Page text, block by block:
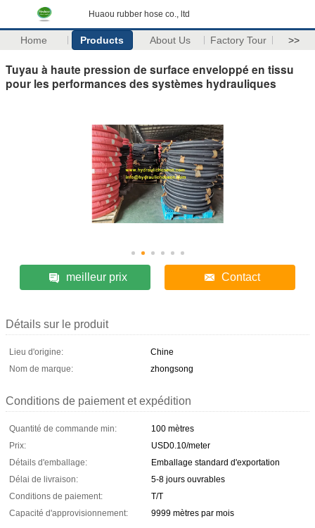
Huaou rubber hose co., ltd
Home Products About Us Factory Tour >>
Tuyau à haute pression de surface enveloppé en tissu
pour les performances des systèmes hydrauliques
meilleur prix Contact
Détails sur le produit
Lieu d'origine:
Chine
Nom de marque:
zhongsong
Conditions de paiement et expédition
Quantité de commande min:
100 mètres
Prix:
USD0.10/meter
Détails d'emballage:
Emballage standard d'exportation
Délai de livraison:
5-8 jours ouvrables
Conditions de paiement:
T/T
Capacité d'approvisionnement:
9999 mètres par mois